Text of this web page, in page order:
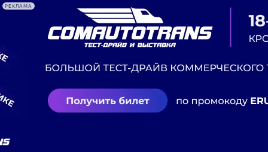
РЕКЛАМА